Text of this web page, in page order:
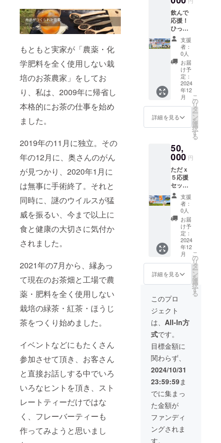
もともと実家が「農薬・化
学肥料を全く使用しない栽
培のお茶農家」をしてお
り、私は、2009年に帰省し
本格的にお茶の仕事を始め
ました。
2019年の11月に独立。その
年の12月に、奥さんのがん
が見つかり、2020年1月に
は無事に手術終了。それと
同時に、謎のウイルスが猛
威を振るい、今まで以上に
食と健康の大切さに気付か
されました。
2021年の7月から、縁あっ
て現在のお茶畑と工場で農
薬・肥料を全く使用しない
栽培の緑茶・紅茶・ほうじ
茶をつくり始めました。
イベントなどにもたくさん
参加させて頂き、お客さん
と直接お話しする中でいろ
いろなヒントを頂き、スト
レートティーだけではな
く、フレーバーティーも
作ってみようと思いまし
原材
料 お
茶(熊本)
x1個 保
存方
法 常
温 賞味
期限
発送日
より1年
またま
サイト
にお名
載期
間：
2025年
1月1日
から事
業が存
続する
限り掲
載 ・掲
載方
法：文
字での
掲載、
外部リ
ンクの
可能で
す。 ※
には、
①ウェ
ブサイ
ト、
SNS等
に掲載
しても
良いお
名前(よ
みが
な)、
ニック
ネーム
などを
ご記入
くださ
い。 ②
またご
①ウェ
ブサイ
ト、
SNS等
に掲載
しても
良いお
名前(よ
みが
な)、
ニック
ネーム
ご記入
くださ
利用の
SNSア
カウン
トや宣
伝した
い事な
どがご
ざいま
したら
併せて
ご記入
くださ
い。
個）原
材料
お茶(熊
本) ジャ
スミン
国)x7
個、金
木犀の
ほうじ
（2gx1
0個）原
材料
本) 金木
国)x7
個、カ
ルのほ
うじ茶
（2gx1
0個）原
材料
お茶(熊
本) カモ
ミール
国)x7
個、煎
（80g）
原材
料 お
茶(熊本)
x2個、
上煎茶
（80g）
原材
茶(熊本)
x2個 保
存方
法 常
温 賞味
期限
発送日
より1年
間 ◎あ
またま
農園
ウェブ
サイト
このリ
ターン
は
10,000
円、
30,000
円,
50,000
円のリ
ターン
と同じ
内容に
なりま
す。 ◎
あまた
にお名
前を掲
載期
間：
2025年
1月1日
から事
業が存
続する
限り掲
載 ・掲
載方
法：文
字での
掲載、
外部リ
可能で
備考欄
には、
ブサイ
ト、
SNS等
に掲載
しても
名前(よ
みが
ニック
ネーム
ご記入
飲んで
応援！
ひっ
ちゃか
めっ
ちゃか
セット
内容量
焙煎和
紅茶
（2gx1
2個）原
材料
お茶(熊
醇和紅
茶 空
（2gx1
0個）原
材料
お茶(熊
本) x10
個、至
高の
アール
グレイ
原材
料 お
茶(熊本)
甘夏天
然香料
(熊本)
個）x10
個、
ミンの
紅茶
（2gx7
個）原
材料
お茶(熊
本) ジャ
スミン
国)x10
個、金
木犀の
ほうじ
茶
（2gx1
0個）原
支援
者：
0人
お届
け予
定：
2024
年12
月
詳細を見る
こ
の
リ
タ
ー
ン
を
選
択
す
る
50,
000 円
ただｘ
５応援
セッ
ト！ こ
ちらの
コース
はリ
ターン
費用が
かから
ないた
め、手
数料を
引いた
全額を
ていた
だきま
す。 ※
このリ
ターン
は
10,000
円、
30,000
円,
50,000
円のリ
ターン
と同じ
内容に
なりま
す。 ◎
あまた
支援
者：
0人
お届
け予
定：
2024
年12
月
詳細を見る
こ
の
リ
タ
ー
ン
を
選
択
す
る
このプロ
ジェクト
は、 All-In方
式です。
目標金額に
関わらず、
2024/10/31
23:59:59ま
でに集まっ
た金額が
ファンディ
ングされま
す。